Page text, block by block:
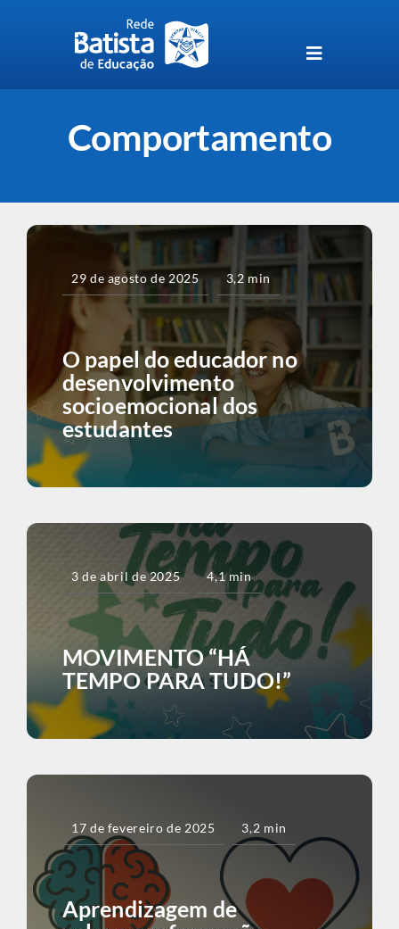
Toggle
Navigation
Perguntas Frequentes
Blog da Rede Batista
Comportamento
29 de agosto de 2025 3,2 min
O papel do educador no
desenvolvimento
socioemocional dos
estudantes
3 de abril de 2025 4,1 min
MOVIMENTO “HÁ
TEMPO PARA TUDO!”
17 de fevereiro de 2025 3,2 min
Aprendizagem de